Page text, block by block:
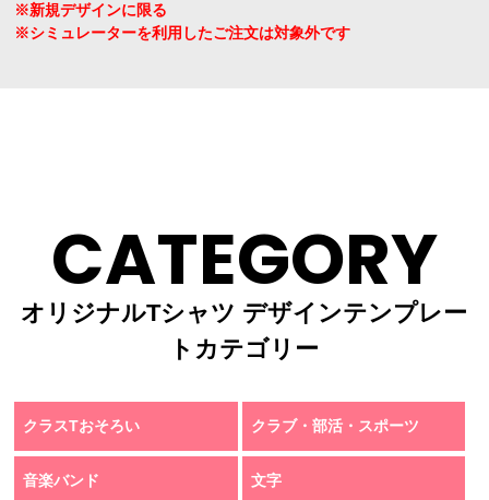
※新規デザインに限る
※シミュレーターを利用したご注文は対象外です
CATEGORY
オリジナルTシャツ デザインテンプレー
トカテゴリー
クラスTおそろい クラブ・部活・スポーツ
音楽バンド 文字